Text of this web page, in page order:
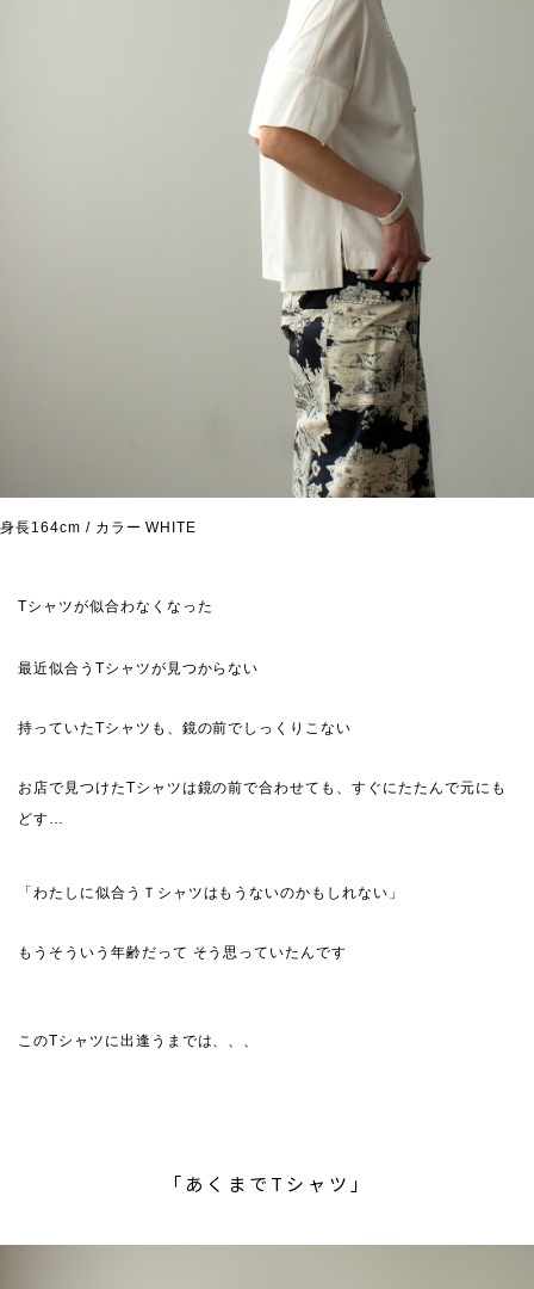
身長164cm / カラー WHITE
Tシャツが似合わなくなった
最近似合うTシャツが見つからない
持っていたTシャツも、鏡の前でしっくりこない
お店で見つけたTシャツは鏡の前で合わせても、すぐにたたんで元にも
どす…
「わたしに似合うＴシャツはもうないのかもしれない」
もうそういう年齢だって そう思っていたんです
このTシャツに出逢うまでは、、、
「あくまでTシャツ」